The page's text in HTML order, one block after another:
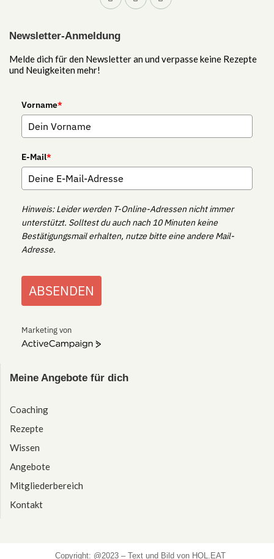
Newsletter-Anmeldung
Melde dich für den Newsletter an und verpasse keine Rezepte
und Neuigkeiten mehr!
Vorname*
E-Mail*
Hinweis: Leider werden T-Online-Adressen nicht immer
unterstützt. Solltest du auch nach 10 Minuten keine
Bestätigungsmail erhalten, nutze bitte eine andere Mail-
Adresse.
ABSENDEN
Marketing von
ActiveCampaign
Meine Angebote für dich
Coaching
Rezepte
Wissen
Angebote
Mitgliederbereich
Kontakt
Copyright: @2023 – Text und Bild von HOL.EAT